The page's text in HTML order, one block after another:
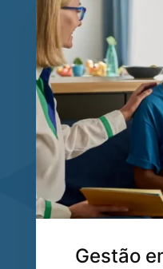
Gestão